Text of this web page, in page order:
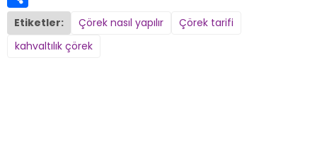
Share
Etiketler: Çörek nasıl yapılır
Çörek tarifi
kahvaltılık çörek